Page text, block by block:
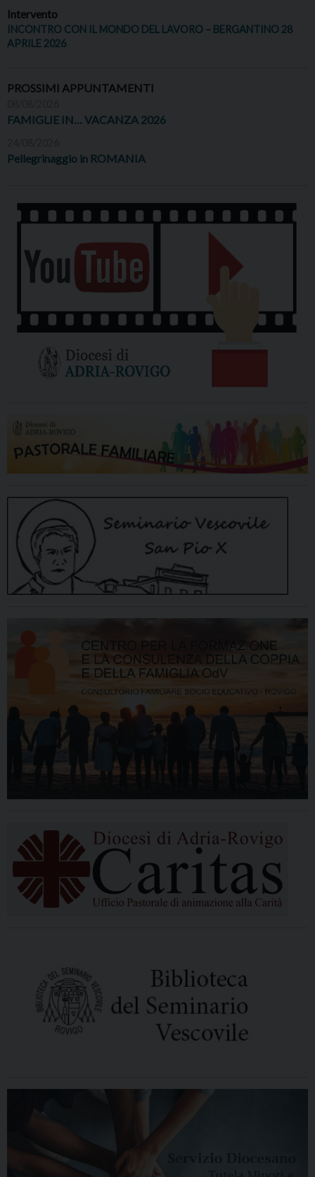
Intervento
INCONTRO CON IL MONDO DEL LAVORO – BERGANTINO 28
APRILE 2026
PROSSIMI APPUNTAMENTI
FAMIGLIE IN… VACANZA 2026
Pellegrinaggio in ROMANIA